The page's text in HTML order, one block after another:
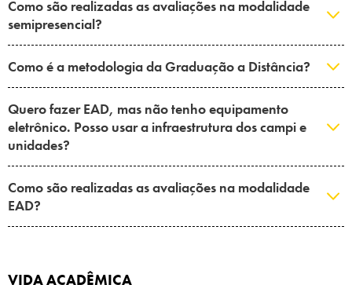
Como são realizadas as avaliações na modalidade
semipresencial?
Como é a metodologia da Graduação a Distância?
Quero fazer EAD, mas não tenho equipamento
eletrônico. Posso usar a infraestrutura dos campi e
unidades?
Como são realizadas as avaliações na modalidade
EAD?
VIDA ACADÊMICA